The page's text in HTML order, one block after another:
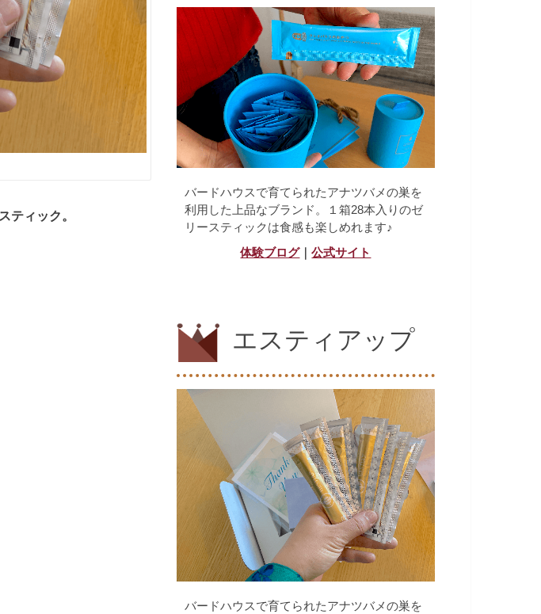
ティック。
バードハウスで育てられたアナツバメの巣を
利用した上品なブランド。１箱28本入りのゼ
リースティックは食感も楽しめれます♪
体験ブログ｜公式サイト
エスティアップ
バードハウスで育てられたアナツバメの巣を